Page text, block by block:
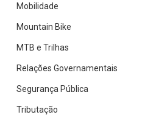
Mobilidade
Mountain Bike
MTB e Trilhas
Relações Governamentais
Segurança Pública
Tributação